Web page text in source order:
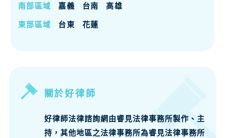
關於好律師
好律師法律諮詢網由睿見法律事務所製作、主
持，其他地區之法律事務所為睿見法律事務所
南部區域 嘉義 台南 高雄
東部區域 台東 花蓮